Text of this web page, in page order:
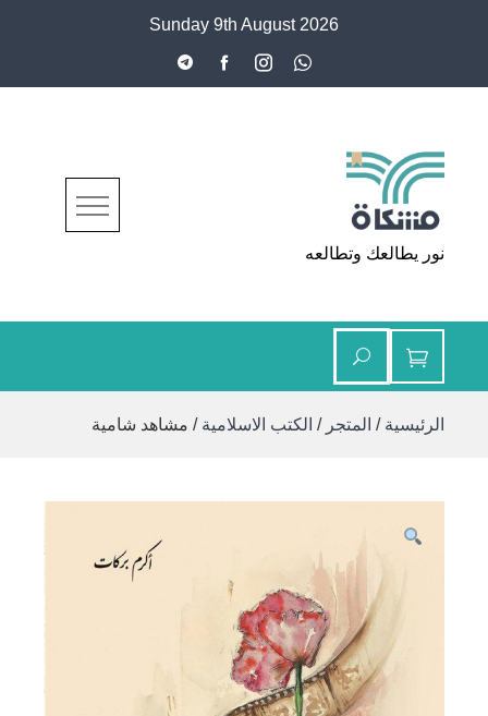
Sunday 9th August 2026
مشكاة
نور يطالعك وتطالعه
الرئيسية / المتجر / الكتب الاسلامية / مشاهد شامية